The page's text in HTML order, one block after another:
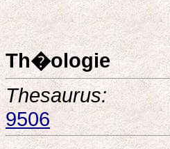
Th�ologie
Thesaurus:
9506